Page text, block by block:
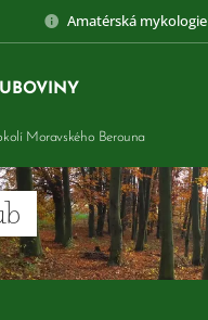
Amatérská mykologie
Moravského Berouna